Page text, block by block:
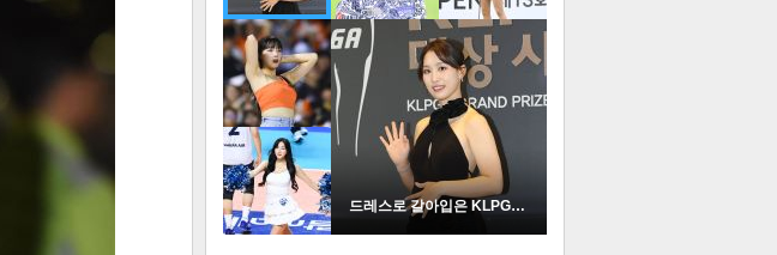
많이 본 뉴스
연예
스포츠 포토
2
드레스로 갈아입은 KLPGA …